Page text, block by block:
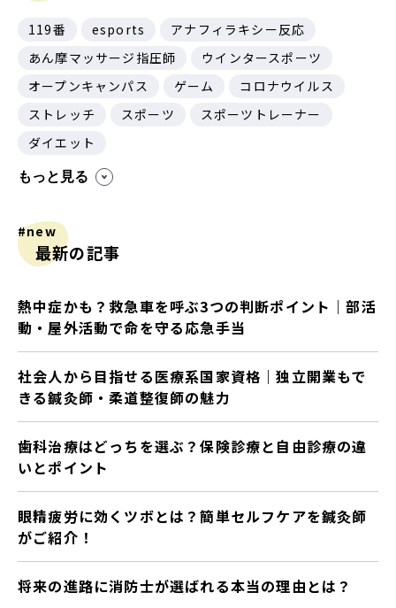
119番 esports
アナフィラキシー反応
あん摩マッサージ指圧師
ウインタースポーツ
オープンキャンパス
ゲーム
コロナウイルス
ストレッチ
スポーツ
スポーツトレーナー
ダイエット
もっと見る
#new
最新の記事
熱中症かも？救急車を呼ぶ3つの判断ポイント｜部活
動・屋外活動で命を守る応急手当
社会人から目指せる医療系国家資格｜独立開業もで
きる鍼灸師・柔道整復師の魅力
歯科治療はどっちを選ぶ？保険診療と自由診療の違
いとポイント
眼精疲労に効くツボとは？簡単セルフケアを鍼灸師
がご紹介！
将来の進路に消防士が選ばれる本当の理由とは？